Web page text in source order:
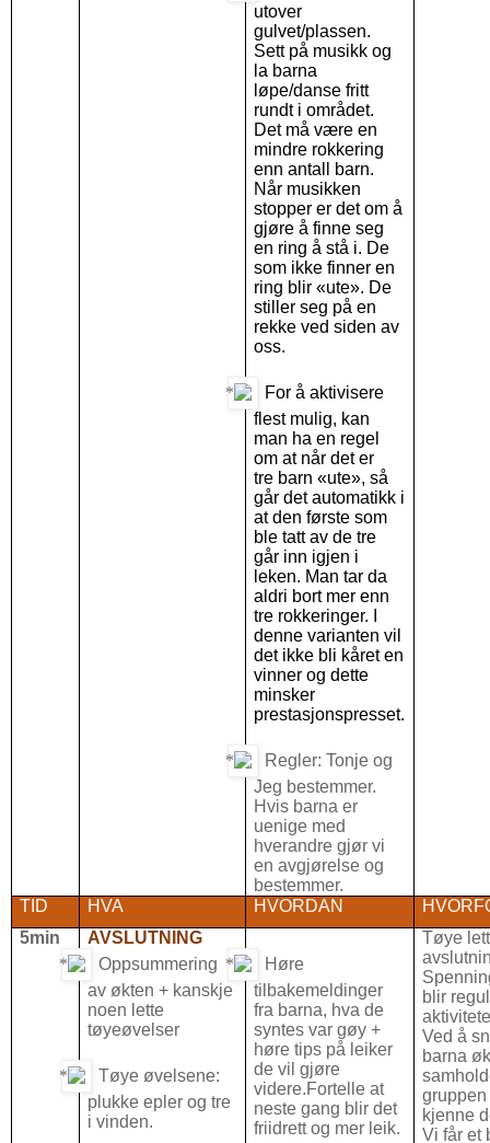
utover
gulvet/plassen.
Sett på musikk og
la barna
løpe/danse fritt
rundt i området.
Det må være en
mindre rokkering
enn antall barn.
Når musikken
stopper er det om å
gjøre å finne seg
en ring å stå i. De
som ikke finner en
ring blir «ute». De
stiller seg på en
rekke ved siden av
oss.
For å aktivisere
flest mulig, kan
man ha en regel
om at når det er
tre barn «ute», så
går det automatikk i
at den første som
ble tatt av de tre
går inn igjen i
leken. Man tar da
aldri bort mer enn
tre rokkeringer. I
denne varianten vil
det ikke bli kåret en
vinner og dette
minsker
prestasjonspresset.
Regler: Tonje og
Jeg bestemmer.
Hvis barna er
uenige med
hverandre gjør vi
en avgjørelse og
bestemmer.
TID HVA HVORDAN
5min
AVSLUTNING
Oppsummering
av økten + kanskje
noen lette
tøyeøvelser
Tøye øvelsene:
plukke epler og tre
i vinden.
Høre
tilbakemeldinger
fra barna, hva de
syntes var gøy +
høre tips på leiker
de vil gjøre
videre.Fortelle at
neste gang blir det
friidrett og mer leik.
Tøye
blir
Ved å
barna
kjenne
Vi får et